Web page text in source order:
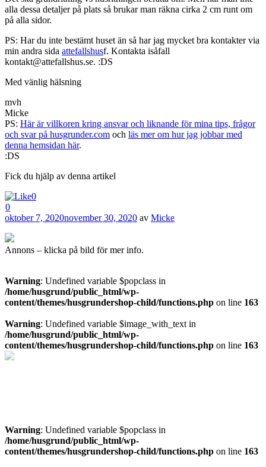
alla dessa detaljer på plats så brukar man räkna cirka 2 cm runt om
på alla sidor.
PS: Har du inte bestämt huset än så har jag mycket bra kontakter via
min andra sida attefallshusf. Kontakta isåfall
kontakt@attefallshus.se. :DS
Med vänlig hälsning
mvh
Micke
PS: Här är villkoren kring ansvar och liknande för mina tips, frågor
och svar på husgrunder.com och läs mer om hur jag jobbar med
denna hemsidan här.
:DS
Fick du hjälp av denna artikel
0
0
Publicerat
oktober 7, 2020november 30, 2020 av Micke
Annons – klicka på bild för mer info.
Warning: Undefined variable $popclass in
/home/husgrund/public_html/wp-
content/themes/husgrundershop-child/functions.php on line 163
Warning: Undefined variable $image_with_text in
/home/husgrund/public_html/wp-
content/themes/husgrundershop-child/functions.php on line 163
Warning: Undefined variable $popclass in
/home/husgrund/public_html/wp-
content/themes/husgrundershop-child/functions.php on line 163